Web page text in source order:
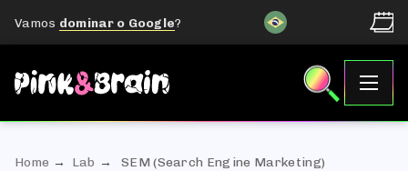
Vamos dominar o Google?
Home Lab SEM (Search Engine Marketing)